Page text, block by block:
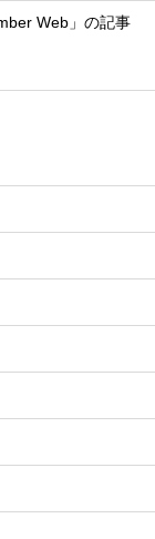
Web」の記事